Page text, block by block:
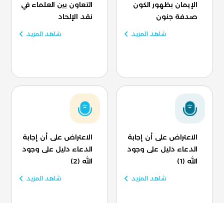
الإيمان بظهور الكون
صدفة جنون
شاهد المزيد
التعاون بين العلماء في
نقد الإلحاد
شاهد المزيد
الاعتراض على أن إجابة
الدعاء دليل على وجود
الله (1)
شاهد المزيد
الاعتراض على أن إجابة
الدعاء دليل على وجود
الله (2)
شاهد المزيد